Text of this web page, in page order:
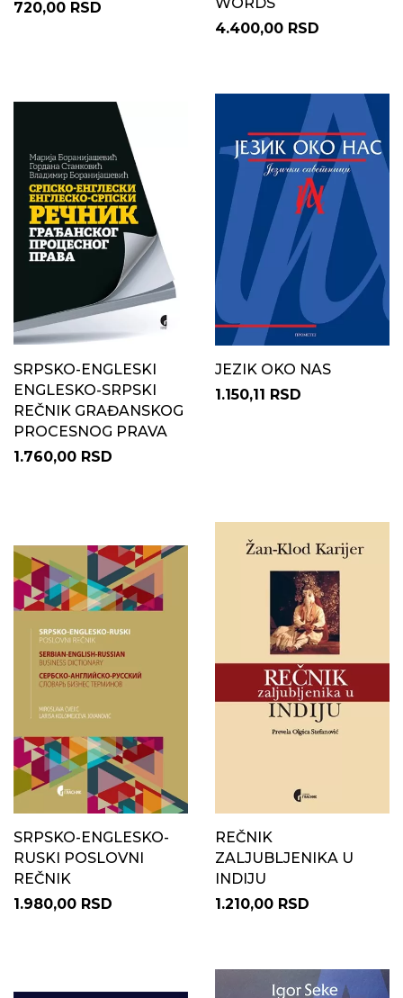
720,00 RSD
WORDS
4.400,00 RSD
SRPSKO-ENGLESKI
ENGLESKO-SRPSKI
REČNIK GRAĐANSKOG
PROCESNOG PRAVA
1.760,00 RSD
JEZIK OKO NAS
1.150,11 RSD
SRPSKO-ENGLESKO-
RUSKI POSLOVNI
REČNIK
1.980,00 RSD
REČNIK
ZALJUBLJENIKA U
INDIJU
1.210,00 RSD